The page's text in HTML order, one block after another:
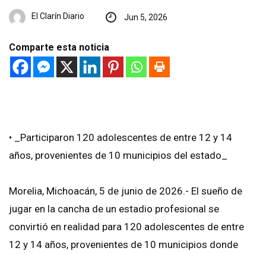
El Clarín Diario Jun 5, 2026
Comparte esta noticia
• _Participaron 120 adolescentes de entre 12 y 14
años, provenientes de 10 municipios del estado_
Morelia, Michoacán, 5 de junio de 2026.- El sueño de
jugar en la cancha de un estadio profesional se
convirtió en realidad para 120 adolescentes de entre
12 y 14 años, provenientes de 10 municipios donde